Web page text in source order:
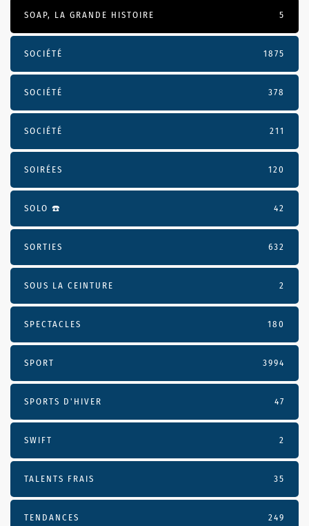
SOAP, LA GRANDE HISTOIRE 5
SOCIÉTÉ 1875
SOCIÉTÉ 378
SOCIÉTÉ 211
SOIRÉES 120
SOLO ☎️ 42
SORTIES 632
SOUS LA CEINTURE 2
SPECTACLES 180
SPORT 3994
SPORTS D'HIVER 47
SWIFT 2
TALENTS FRAIS 35
TENDANCES 249